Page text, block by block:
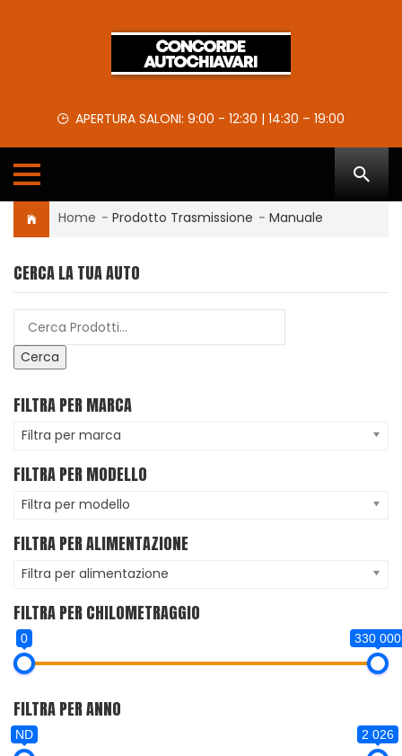
APERTURA SALONI: 9:00 - 12:30 | 14:30 – 19:00
Home - Prodotto Trasmissione - Manuale
CERCA LA TUA AUTO
Cerca
FILTRA PER MARCA
Filtra per marca
FILTRA PER MODELLO
Filtra per modello
FILTRA PER ALIMENTAZIONE
Filtra per alimentazione
FILTRA PER CHILOMETRAGGIO
0 330 000
FILTRA PER ANNO
ND 2 026